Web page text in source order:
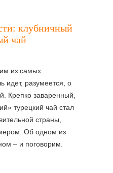
клубничный
чай
из самых…
идет, разумеется, о
Крепко заваренный,
турецкий чай стал
страны,
Об одном из
– и поговорим.